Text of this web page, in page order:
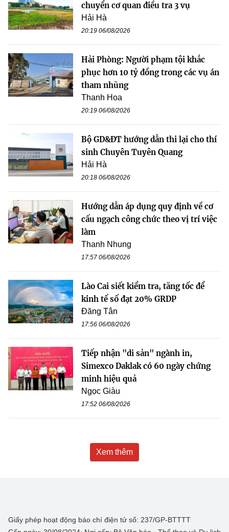
chuyển cơ quan điều tra 3 vụ
Hải Hà
20:19 06/08/2026
Hải Phòng: Người phạm tội khắc
phục hơn 10 tỷ đồng trong các vụ án
tham nhũng
Thanh Hoa
20:19 06/08/2026
Bộ GD&ĐT hướng dẫn thi lại cho thí
sinh Chuyên Tuyên Quang
Hải Hà
20:18 06/08/2026
Hướng dẫn áp dụng quy định về cơ
cấu ngạch công chức theo vị trí việc
làm
Thanh Nhung
17:57 06/08/2026
Lào Cai siết kiểm tra, tăng tốc để
kinh tế số đạt 20% GRDP
Đăng Tân
17:56 06/08/2026
Tiếp nhận "di sản" ngành in,
Simexco Daklak có 60 ngày chứng
minh hiệu quả
Ngọc Giàu
17:52 06/08/2026
Xem thêm
Giấy phép hoạt động báo chí điện tử số: 237/GP-BTTTT